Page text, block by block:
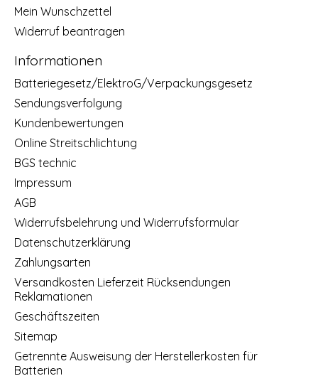
Mein Wunschzettel
Widerruf beantragen
Informationen
Batteriegesetz/ElektroG/Verpackungsgesetz
Sendungsverfolgung
Kundenbewertungen
Online Streitschlichtung
BGS technic
Impressum
AGB
Widerrufsbelehrung und Widerrufsformular
Datenschutzerklärung
Zahlungsarten
Versandkosten Lieferzeit Rücksendungen
Reklamationen
Geschäftszeiten
Sitemap
Getrennte Ausweisung der Herstellerkosten für
Batterien